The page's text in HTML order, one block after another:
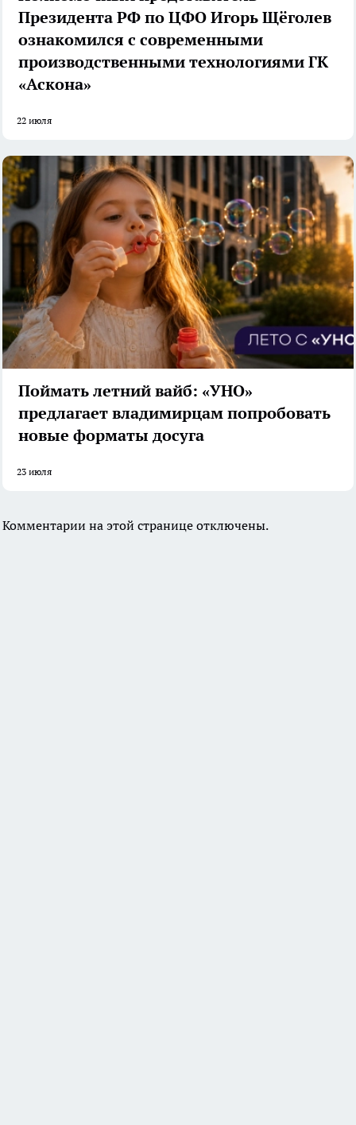
Президента РФ по ЦФО Игорь Щёголев
ознакомился с современными
производственными технологиями ГК
«Аскона»
22 июля
Поймать летний вайб: «УНО»
предлагает владимирцам попробовать
новые форматы досуга
23 июля
Комментарии на этой странице отключены.